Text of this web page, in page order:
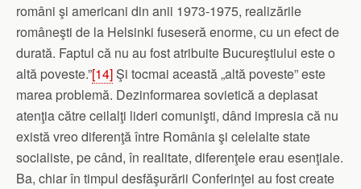
români şi americani din anii 1973-1975, realizările
româneşti de la Helsinki fuseseră enorme, cu un efect de
durată. Faptul că nu au fost atribuite Bucureştiului este o
altă poveste.”[14]Şi tocmai această „altă poveste” este
marea problemă. Dezinformarea sovietică a deplasat
atenţia către ceilalţi lideri comunişti, dând impresia că nu
există vreo diferenţă între România şi celelalte state
socialiste, pe când, în realitate, diferenţele erau esenţiale.
Ba, chiar în timpul desfăşurării Conferinţei au fost create